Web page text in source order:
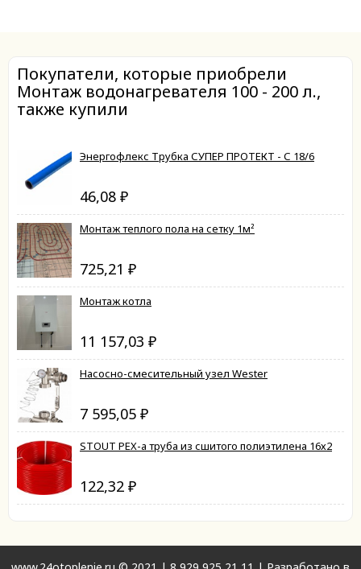
Покупатели, которые приобрели
Монтаж водонагревателя 100 - 200 л.,
также купили
Энергофлекс Трубка СУПЕР ПРОТЕКТ - С 18/6
46,08 ₽
Монтаж теплого пола на сетку 1м²
725,21 ₽
Монтаж котла
11 157,03 ₽
Насосно-смесительный узел Wester
7 595,05 ₽
STOUT PEX-a труба из сшитого полиэтилена 16х2
122,32 ₽